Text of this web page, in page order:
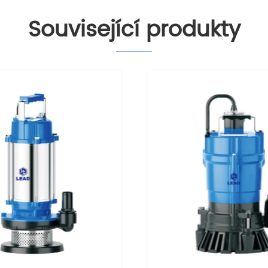
Související produkty